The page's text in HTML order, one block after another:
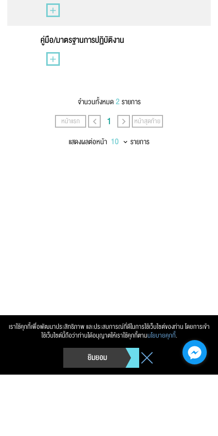
เราใช้คุกกี้เพื่อพัฒนาประสิทธิภาพ และประสบการณ์ที่ดีในการใช้เว็บไซต์ของท่าน โดยการเข้า
ใช้เว็บไซต์นี้ถือว่าท่านได้อนุญาตให้เราใช้คุกกี้ตามนโยบายคุกกี้.
ยิมยอม
คู่มือ/มาตรฐานการปฏิบัติงาน
จำนวนทั้งหมด 2รายการ
หน้าแรก 1 หน้าสุดท้าย
แสดงผลต่อหน้า รายการ
นามสกุล*
เบอร์โทรศัพท์